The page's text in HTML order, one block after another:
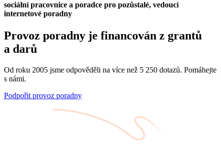
sociální pracovnice a poradce pro pozůstalé, vedoucí
internetové poradny
Provoz poradny je financován z grantů
a darů
Od roku 2005 jsme odpověděli na více než 5 250 dotazů. Pomáhejte
s námi.
Podpořit provoz poradny